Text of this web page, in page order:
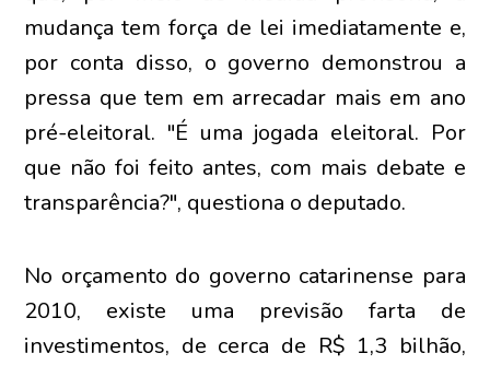
mudança tem força de lei imediatamente e,
por conta disso, o governo demonstrou a
pressa que tem em arrecadar mais em ano
pré-eleitoral. "É uma jogada eleitoral. Por
que não foi feito antes, com mais debate e
transparência?", questiona o deputado.
No orçamento do governo catarinense para
2010, existe uma previsão farta de
investimentos, de cerca de R$ 1,3 bilhão,